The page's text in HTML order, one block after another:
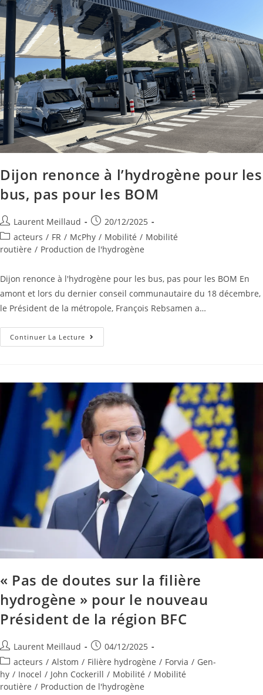
Dijon renonce à l’hydrogène pour les
bus, pas pour les BOM
Laurent Meillaud
20/12/2025
acteurs / FR / McPhy / Mobilité / Mobilité
routière / Production de l'hydrogène
Dijon renonce à l'hydrogène pour les bus, pas pour les BOM En
amont et lors du dernier conseil communautaire du 18 décembre,
le Président de la métropole, François Rebsamen a…
Continuer La Lecture
« Pas de doutes sur la filière
hydrogène » pour le nouveau
Président de la région BFC
Laurent Meillaud
04/12/2025
acteurs / Alstom / Filière hydrogène / Forvia / Gen-
hy / Inocel / John Cockerill / Mobilité / Mobilité
routière / Production de l'hydrogène